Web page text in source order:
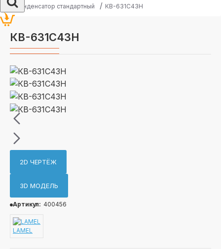
Конденсатор стандартный
КВ-631C43H
КВ-631C43H
2D ЧЕРТЁЖ
3D МОДЕЛЬ
Артикул: 400456
LAMEL